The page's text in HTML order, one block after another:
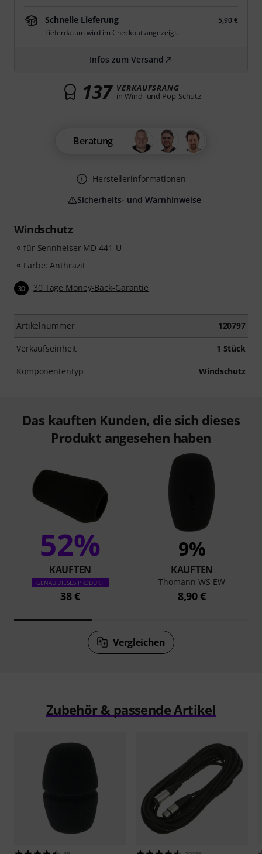
Windschutz
für Sennheiser MD 441-U
Farbe: Anthrazit
30 30 Tage Money-Back-Garantie
Artikelnummer 120797
Verkaufseinheit 1 Stück
Komponententyp Windschutz
Schnelle Lieferung
5,90 €
Lieferdatum wird im Checkout angezeigt.
Infos zum Versand
137 VERKAUFSRANG
in Wind- und Pop-Schutz
Beratung
Herstellerinformationen
Sicherheits- und Warnhinweise
Das kauften Kunden, die sich dieses
Produkt angesehen haben
52%
KAUFTEN
GENAU DIESES PRODUKT
38 €
9%
KAUFTEN
Thomann WS EW
8,90 €
Vergleichen
Zubehör & passende Artikel